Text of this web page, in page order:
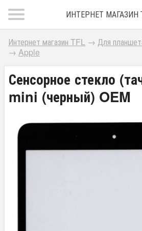
ИНТЕРНЕТ МАГАЗИН
Интернет магазин TFL → Для
→ Apple
Сенсорное стекло
mini (черный) OEM